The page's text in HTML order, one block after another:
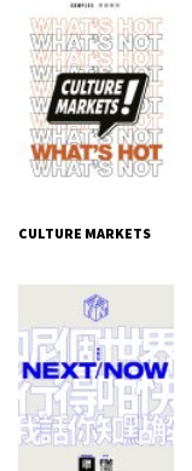
CULTURE MARKETS